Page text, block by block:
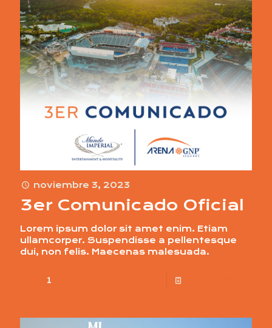
noviembre 3, 2023
3er Comunicado Oficial
Lorem ipsum dolor sit amet enim. Etiam
ullamcorper. Suspendisse a pellentesque
dui, non felis. Maecenas malesuada.
1